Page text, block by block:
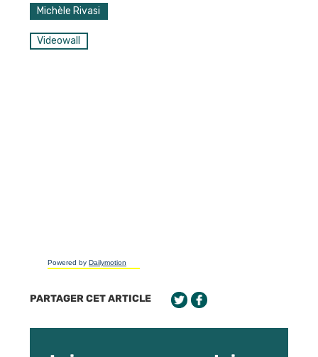
Michèle Rivasi
Videowall
Powered by Dailymotion
PARTAGER CET ARTICLE